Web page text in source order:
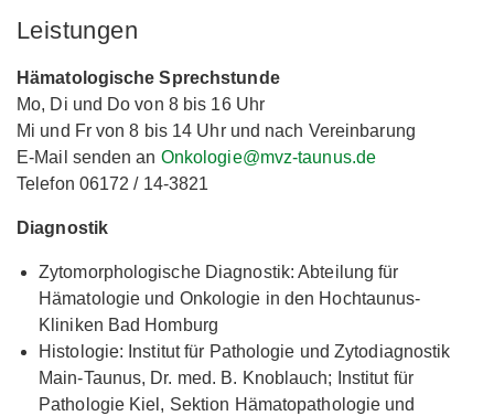
Leistungen
Hämatologische Sprechstunde
Mo, Di und Do von 8 bis 16 Uhr
Mi und Fr von 8 bis 14 Uhr und nach Vereinbarung
E-Mail senden an Onkologie@mvz-taunus.de
Telefon 06172 / 14-3821
Diagnostik
Zytomorphologische Diagnostik: Abteilung für
Hämatologie und Onkologie in den Hochtaunus-
Kliniken Bad Homburg
Histologie: Institut für Pathologie und Zytodiagnostik
Main-Taunus, Dr. med. B. Knoblauch; Institut für
Pathologie Kiel, Sektion Hämatopathologie und